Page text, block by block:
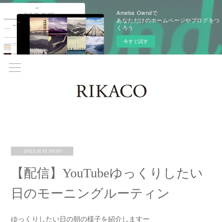
Ameba Owndで
あなただけのホームページやブログをつ
くろう
今すぐ試す
2022.11.12 10:50
【配信】YouTubeゆっくりしたい
日のモーニングルーティン
ゆっくりしたい日の朝の様子を紹介しますー